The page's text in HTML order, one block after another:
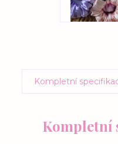
Kompletní
Kompletní